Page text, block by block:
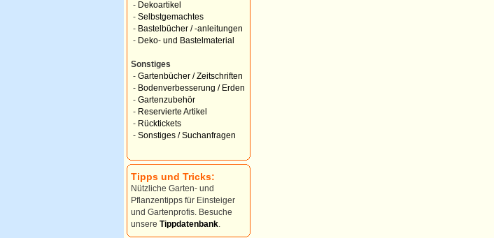
- Dekoartikel
- Selbstgemachtes
- Bastelbücher / -anleitungen
- Deko- und Bastelmaterial
Sonstiges
- Gartenbücher / Zeitschriften
- Bodenverbesserung / Erden
- Gartenzubehör
- Reservierte Artikel
- Rücktickets
- Sonstiges / Suchanfragen
Tipps und Tricks:
Nützliche Garten- und
Pflanzentipps für Einsteiger
und Gartenprofis. Besuche
unsere Tippdatenbank